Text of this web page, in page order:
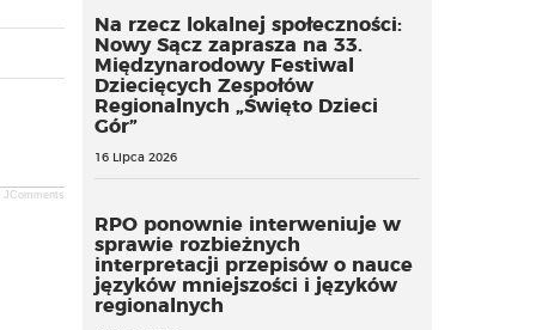
JComments
Na rzecz lokalnej społeczności:
Nowy Sącz zaprasza na 33.
Międzynarodowy Festiwal
Dziecięcych Zespołów
Regionalnych „Święto Dzieci
Gór”
16 Lipca 2026
RPO ponownie interweniuje w
sprawie rozbieżnych
interpretacji przepisów o nauce
języków mniejszości i języków
regionalnych